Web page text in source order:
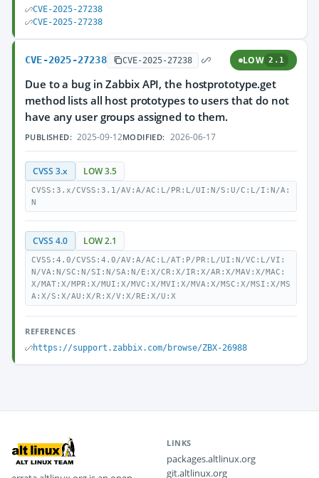
CVE-2025-27238
CVE-2025-27238
CVE-2025-27238 CVE-2025-27238 LOW 2.1
Due to a bug in Zabbix API, the hostprototype.get
method lists all host prototypes to users that do not
have any user groups assigned to them.
PUBLISHED: 2025-09-12MODIFIED: 2026-06-17
CVSS 3.x LOW 3.5
CVSS:3.x/CVSS:3.1/AV:A/AC:L/PR:L/UI:N/S:U/C:L/I:N/A:
N
CVSS 4.0 LOW 2.1
CVSS:4.0/CVSS:4.0/AV:A/AC:L/AT:P/PR:L/UI:N/VC:L/VI:
N/VA:N/SC:N/SI:N/SA:N/E:X/CR:X/IR:X/AR:X/MAV:X/MAC:
X/MAT:X/MPR:X/MUI:X/MVC:X/MVI:X/MVA:X/MSC:X/MSI:X/MS
A:X/S:X/AU:X/R:X/V:X/RE:X/U:X
REFERENCES
https://support.zabbix.com/browse/ZBX-26988
LINKS
packages.altlinux.org
git.altlinux.org